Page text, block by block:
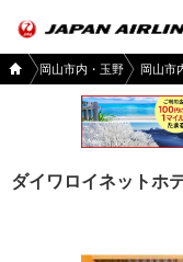
国内
ツア
県 岡山市内・玉野 岡山市
ダイワロイネットホ